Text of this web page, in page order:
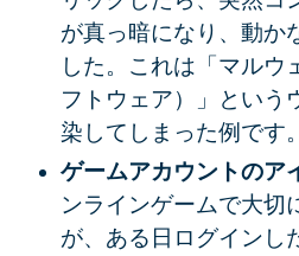
が真っ暗になり、動か
した。これは「マルウ
フトウェア）」という
染してしまった例です。
ゲームアカウントのア
ンラインゲームで大切
が、ある日ログインし